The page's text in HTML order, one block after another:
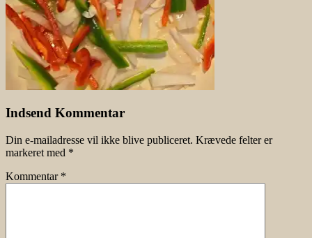
Indsend Kommentar
Din e-mailadresse vil ikke blive publiceret. Krævede felter er
markeret med *
Kommentar *